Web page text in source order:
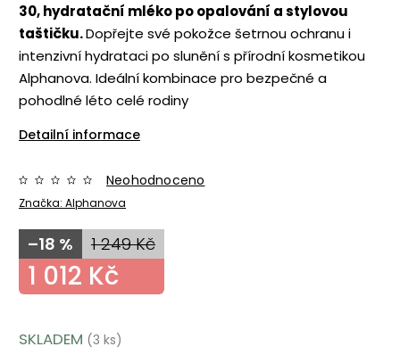
30, hydratační mléko po opalování a stylovou
taštičku.Dopřejte své pokožce šetrnou ochranu i
intenzivní hydrataci po slunění s přírodní kosmetikou
Alphanova. Ideální kombinace pro bezpečné a
pohodlné léto celé rodiny
Detailní informace
Značka: Alphanova
Neohodnoceno
1 249 Kč
–18 %
1 012 Kč
SKLADEM (3 ks)